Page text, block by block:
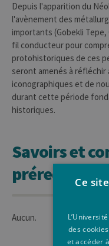
Depuis l'apparition du
l'avènement des
importants (Gobekli
fil conducteur pour
protohistoriques de ces
seront amenés à réfléchir
iconographiques et de
durant cette période
historiques.
Savoirs et
prérequis
Aucun.
Ce
des
et accéder